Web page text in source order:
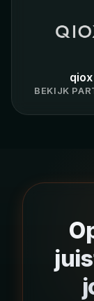
qiox
BEKIJK